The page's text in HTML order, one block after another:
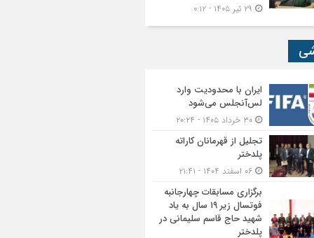
ایران با محدودیت وارد
لس‌آنجلس می‌شود
تجلیل از قهرمانان کاراته
پلدختر
برگزاری مسابقات چهارجانبه
فوتسال زیر ۱۹ سال به یاد
شهید حاج قاسم سلیمانی در
پلدختر